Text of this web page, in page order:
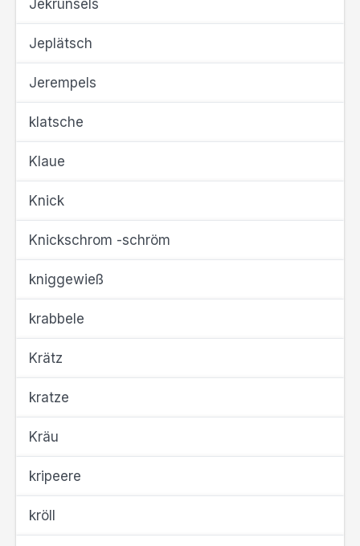
Jekrünsels
Jeplätsch
Jerempels
klatsche
Klaue
Knick
Knickschrom -schröm
kniggewieß
krabbele
Krätz
kratze
Kräu
kripeere
kröll